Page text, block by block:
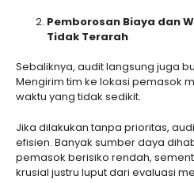
Pemborosan Biaya dan
Tidak Terarah
Sebaliknya, audit langsung juga
Mengirim tim ke lokasi pemasok
waktu yang tidak sedikit.
Jika dilakukan tanpa prioritas,
efisien. Banyak sumber daya
pemasok berisiko rendah,
krusial justru luput dari evaluasi